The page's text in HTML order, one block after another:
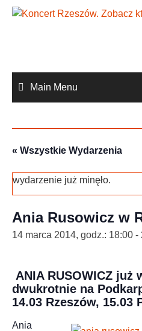
Skip
Main Menu
« Wszystkie Wydarzenia
wydarzenie już minęło.
Ania Rusowicz w
14 marca 2014, godz.: 18:00 -
ANIA RUSOWICZ już
dwukrotnie na
14.03 Rzeszów, 15.03
Ania